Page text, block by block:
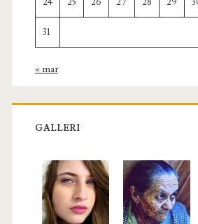
31
« mar
GALLERI